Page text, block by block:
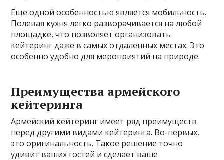
Еще одной особенностью является мобильность.
Полевая кухня легко разворачивается на любой
площадке, что позволяет организовать
кейтеринг даже в самых отдаленных местах. Это
особенно удобно для мероприятий на природе.
Преимущества армейского
кейтеринга
Армейский кейтеринг имеет ряд преимуществ
перед другими видами кейтеринга. Во-первых,
это оригинальность. Такое решение точно
удивит ваших гостей и сделает ваше